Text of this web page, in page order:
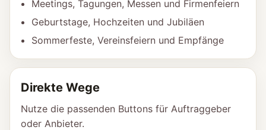
Meetings, Tagungen, Messen und Firmenfeiern
Geburtstage, Hochzeiten und Jubiläen
Sommerfeste, Vereinsfeiern und Empfänge
Direkte Wege
Nutze die passenden Buttons für Auftraggeber
oder Anbieter.